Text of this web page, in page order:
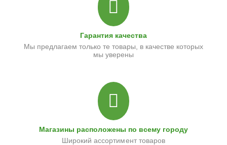
Гарантия качества
Мы предлагаем только те товары, в качестве которых
мы уверены
Магазины расположены по всему городу
Широкий ассортимент товаров